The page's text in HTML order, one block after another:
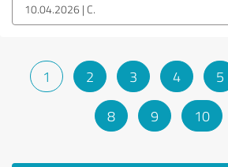
10.04.2026 C.
1 2 3 4 5
8 9 10